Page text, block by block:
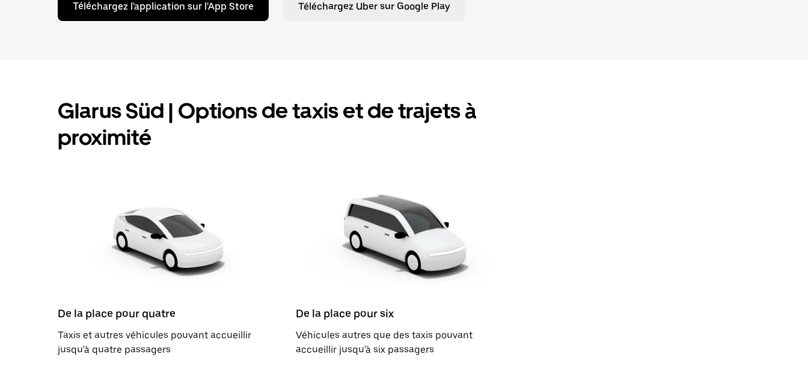
Téléchargez l'application sur l'App Store Téléchargez Uber sur Google Play
Glarus Süd | Options de taxis et de trajets à
proximité
De la place pour quatre
Taxis et autres véhicules pouvant accueillir
jusqu'à quatre passagers
De la place pour six
Véhicules autres que des taxis pouvant
accueillir jusqu'à six passagers